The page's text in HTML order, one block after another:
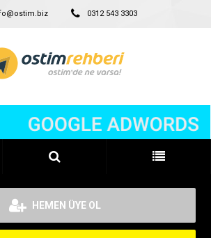
0312 543 3303
HEMEN ÜYE OL